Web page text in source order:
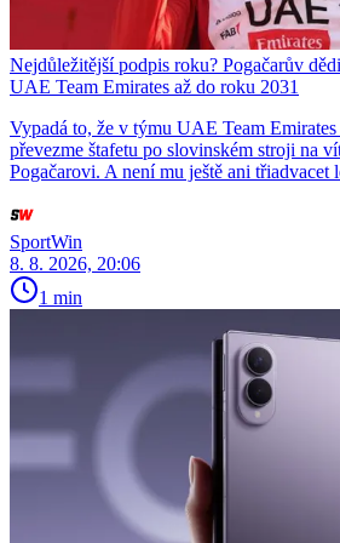
Nejdůležitější podpis roku? Pogačarův
UAE Team Emirates až do roku 2031
Vypadá to, že v týmu UAE Team
převezme štafetu po slovinském stroji na
Pogačarovi. A není mu ještě ani třiadvacet
SportWin
8. 8. 2026, 20:06
1 min